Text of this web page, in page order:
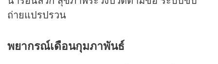
ถ่ายแปรปรวน
พยากรณ์เดือนกุมภาพันธ์